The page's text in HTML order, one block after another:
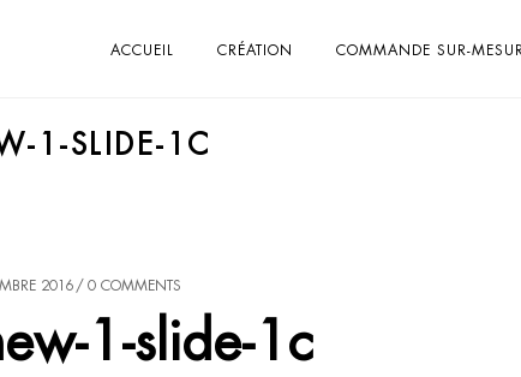
ACCUEIL CRÉATION COMMANDE SUR-
1-SLIDE-1C
2016 0 COMMENTS
1-slide-1c